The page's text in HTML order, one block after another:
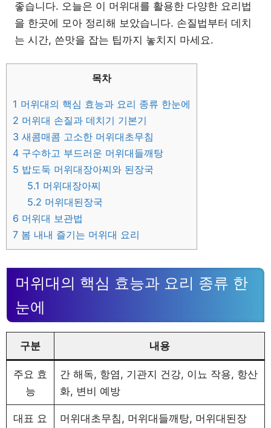
좋습니다. 오늘은 이 머위대를 활용한 다양한 요리법
을 한곳에 모아 정리해 보았습니다. 손질법부터 데치
는 시간, 쓴맛을 잡는 팁까지 놓치지 마세요.
목차
1 머위대의 핵심 효능과 요리 종류 한눈에
2 머위대 손질과 데치기 기본기
3 새콤매콤 고소한 머위대초무침
4 구수하고 부드러운 머위대들깨탕
5 밥도둑 머위대장아찌와 된장국
5.1 머위대장아찌
5.2 머위대된장국
6 머위대 보관법
7 봄 내내 즐기는 머위대 요리
머위대의 핵심 효능과 요리 종류 한
눈에
구분 내용
주요 효
능
간 해독, 항염, 기관지 건강, 이뇨 작용, 항산
화, 변비 예방
대표 요
머위대초무침, 머위대들깨탕, 머위대된장